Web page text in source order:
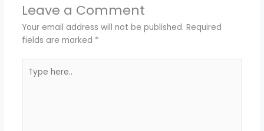
Leave a Comment
Your email address will not be published. Required
fields are marked *
here..